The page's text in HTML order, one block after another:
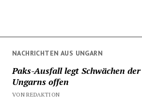
NACHRICHTEN AUS UNGARN
Paks-Ausfall legt Schwächen
Ungarns offen
VON REDAKTION